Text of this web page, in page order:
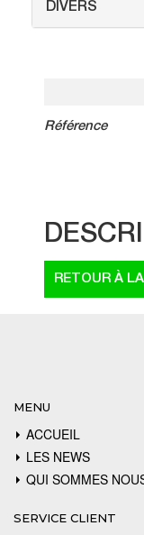
DIVERS
Référence
MENU
ACCUEIL
LES NEWS
QUI SOMMES
SERVICE CLIENT